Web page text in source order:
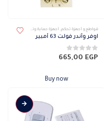
قواطع و أجهزة تحكم, أجهزة حماية وتحكم
اوفر وأندر فولت 63 أمبير
0من 5 665,00 EGP
Buy now